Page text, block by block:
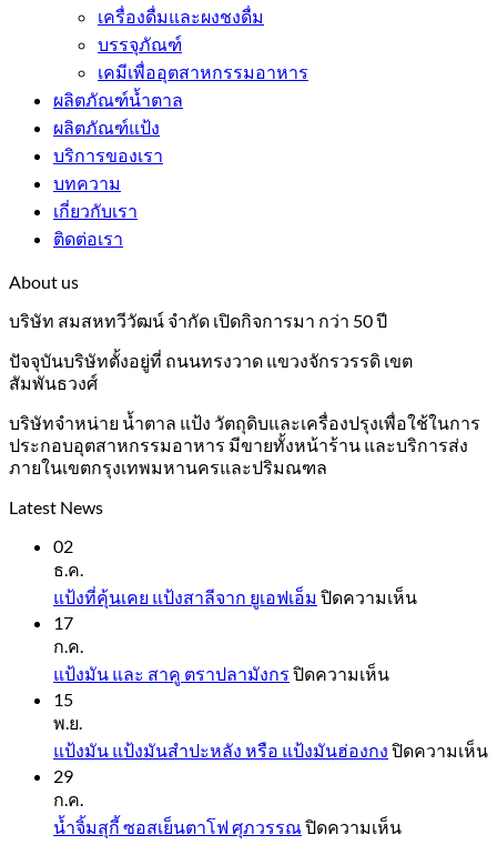
เครื่องดื่มและผงชงดื่ม
บรรจุภัณฑ์
เคมีเพื่ออุตสาหกรรมอาหาร
ผลิตภัณฑ์น้ำตาล
ผลิตภัณฑ์แป้ง
บริการของเรา
บทความ
เกี่ยวกับเรา
ติดต่อเรา
About us
บริษัท สมสหทวีวัฒน์ จำกัด เปิดกิจการมา กว่า 50 ปี
ปัจจุบันบริษัทตั้งอยู่ที่ ถนนทรงวาด แขวงจักรวรรดิ เขต
สัมพันธวงศ์
บริษัทจำหน่าย น้ำตาล แป้ง วัตถุดิบและเครื่องปรุงเพื่อใช้ในการ
ประกอบอุตสาหกรรมอาหาร มีขายทั้งหน้าร้าน และบริการส่ง
ภายในเขตกรุงเทพมหานครและปริมณฑล
Latest News
02
ธ.ค.
แป้งที่คุ้นเคย แป้งสาลีจาก ยูเอฟเอ็ม ปิดความเห็นบน
สาลี
17
ก.ค.
แป้งมัน และ สาคู ตราปลามังกร ปิดความเห็นบน
และ
ปลา
15
พ.ย.
แป้งมัน แป้งมันสำปะหลัง หรือ แป้งมันฮ่องกง ปิดความเห็น
29
ก.ค.
น้ำจิ้มสุกี้ ซอสเย็นตาโฟ ศุภวรรณปิดความเห็นบน